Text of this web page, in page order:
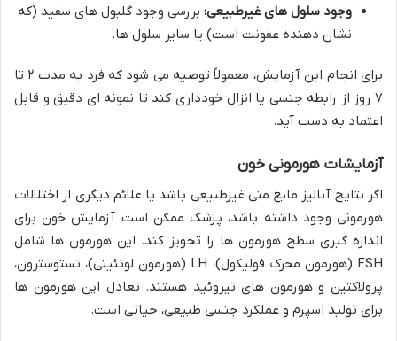
وجود سلول های غیرطبیعی: بررسی وجود گلبول های سفید (که
نشان دهنده عفونت است) یا سایر سلول ها.
برای انجام این آزمایش، معمولاً توصیه می شود که فرد به مدت ۲ تا
۷ روز از رابطه جنسی یا انزال خودداری کند تا نمونه ای دقیق و قابل
اعتماد به دست آید.
آزمایشات هورمونی خون
اگر نتایج آنالیز مایع منی غیرطبیعی باشد یا علائم دیگری از اختلالات
هورمونی وجود داشته باشد، پزشک ممکن است آزمایش خون برای
اندازه گیری سطح هورمون ها را تجویز کند. این هورمون ها شامل
FSH (هورمون محرک فولیکول)، LH (هورمون لوتئینی)، تستوسترون،
پرولاکتین و هورمون های تیروئید هستند. تعادل این هورمون ها
برای تولید اسپرم و عملکرد جنسی طبیعی، حیاتی است.